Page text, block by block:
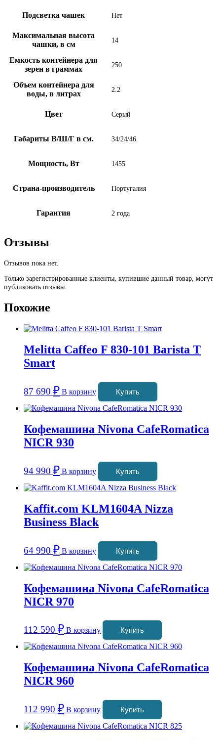
Подсветка чашек Нет
Максимальная высота
чашки, в см
14
Емкость контейнера для
зерен в граммах
250
Объем контейнера для
воды, в литрах
2.2
Цвет Серый
Габариты В/Ш/Г в см. 34/24/46
Мощность, Вт 1455
Страна-производитель Португалия
Гарантия 2 года
Отзывы
Отзывов пока нет.
Только зарегистрированные клиенты, купившие данный товар, могут
публиковать отзывы.
Похожие
Melitta Caffeo F 830-101 Barista T
Smart
87 690 ₽ В корзину Купить
Кофемашина Nivona CafeRomatica
NICR 930
94 990 ₽ В корзину Купить
Kaffit.com KLM1604A Nizza
Business Black
64 990 ₽ В корзину Купить
Кофемашина Nivona CafeRomatica
NICR 970
112 590 ₽ В корзину Купить
Кофемашина Nivona CafeRomatica
NICR 960
112 990 ₽ В корзину Купить